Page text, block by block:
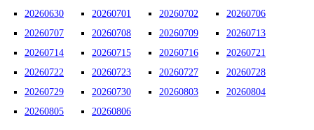
20260630
20260701 20260702
20260706
20260707
20260708 20260709
20260713
20260714
20260715 20260716
20260721
20260722
20260723 20260727
20260728
20260729
20260730 20260803
20260804
20260805
20260806